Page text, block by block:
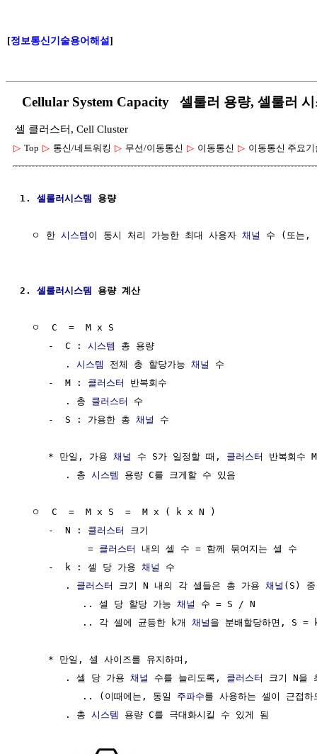
[정보통신기술용어해설]
Cellular System Capacity 셀룰러 용량, 셀룰러
셀 클러스터, Cell Cluster
▷ Top ▷ 통신/네트워킹 ▷ 무선/이동통신 ▷ 이동통신 ▷ 이동통신 주요기
1. 셀룰러시스템 용량
  ㅇ 한
시스템 이 동시 처리 가능한 최대 사용자 채널 수 (또는,
2. 셀룰러시스템 용량 계산
  ㅇ  C  =  M x S
     -  C :
시스템
총 용량
        .
시스템 전체 총 할당가능 채널
수
     -  M :
클러스터
반복회수
        . 총
클러스터
수
     -  S : 가용한 총
채널 수
     * 만일, 가용
채널 수 S가 일정할 때, 클러스터
반복회수
        . 총
시스템 용량 C를 크게할 수 있음
  ㅇ  C  =  M x S  =  M x ( k x N )
     -  N :
클러스터
크기
            =
클러스터
내의 셀 수 = 함께 묶여지는 셀 수
     -  k : 셀 당 가용
채널
수
        .
클러스터 크기 N 내의 각 셀들은 총 가용 채널 (S)
           .. 셀 당 할당 가능
채널
수 = S / N
           .. 각 셀에 균등한 k개
채널 을 분배할당하면, S =
     * 만일, 셀 사이즈를 유지하며,
        . 셀 당 가용
채널 수를 늘리도록, 클러스터
크기 N을
           .. (이때에는, 동일
주파수를 사용하는 셀이 근접
        . 총
시스템 용량 C를 극대화시킬 수 있게 됨